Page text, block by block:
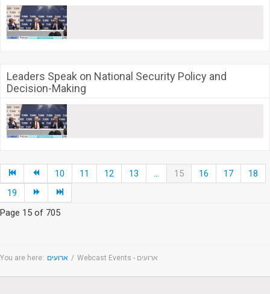
Leaders Speak on National Security Policy and
Decision-Making
10 11 12 13 ... 15 16 17
18
19
Page 15 of 705
You are here: ארועים / Webcast Events - ארועים